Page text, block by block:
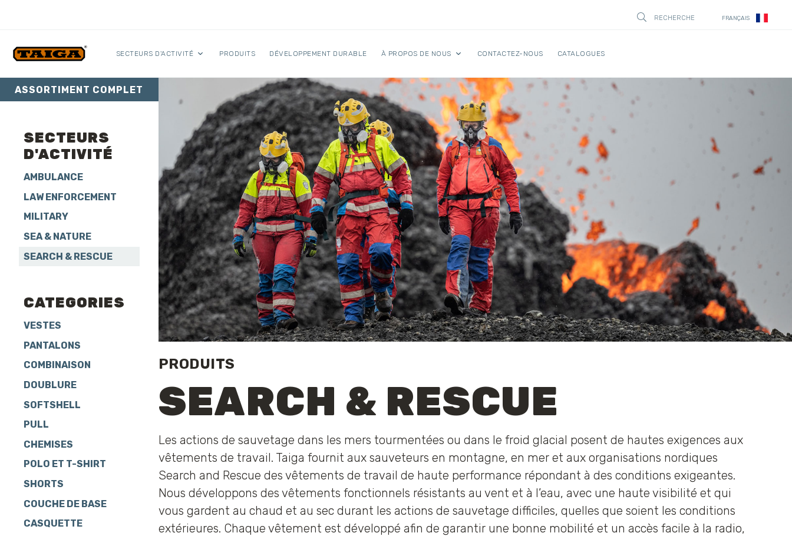
RECHERCHE FRANÇAIS
SECTEURS D'ACTIVITÉ PRODUITS DÉVELOPPEMENT DURABLE À PROPOS DE NOUS CONTACTEZ-NOUS CATALOGUES
ASSORTIMENT COMPLET
SECTEURS
D'ACTIVITÉ
AMBULANCE
LAW ENFORCEMENT
MILITARY
SEA & NATURE
SEARCH & RESCUE
CATEGORIES
VESTES
PANTALONS
COMBINAISON
DOUBLURE
SOFTSHELL
PULL
CHEMISES
POLO ET T-SHIRT
SHORTS
COUCHE DE BASE
CASQUETTE
PRODUITS
SEARCH & RESCUE
Les actions de sauvetage dans les mers tourmentées ou dans le froid glacial posent de hautes exigences aux
vêtements de travail. Taiga fournit aux sauveteurs en montagne, en mer et aux organisations nordiques
Search and Rescue des vêtements de travail de haute performance répondant à des conditions exigeantes.
Nous développons des vêtements fonctionnels résistants au vent et à l’eau, avec une haute visibilité et qui
vous gardent au chaud et au sec durant les actions de sauvetage difficiles, quelles que soient les conditions
extérieures. Chaque vêtement est développé afin de garantir une bonne mobilité et un accès facile à la radio,